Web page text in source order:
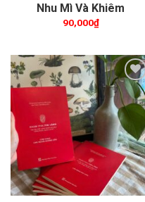
Nhu Mì Và Khiêm
Nhường
90,000₫
Thêm wishlist